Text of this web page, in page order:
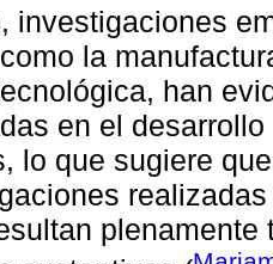
investigaciones
la
han
en el
lo que sugiere